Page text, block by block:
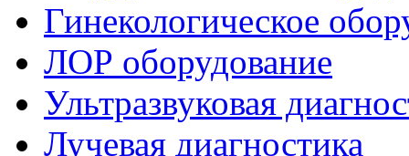
Гинекологическое
ЛОР оборудование
Ультразвуковая
Лучевая диагностика